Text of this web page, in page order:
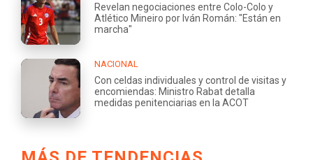
Revelan negociaciones entre Colo-Colo y
Atlético Mineiro por Iván Román: "Están en
marcha"
NACIONAL
Con celdas individuales y control de visitas y
encomiendas: Ministro Rabat detalla
medidas penitenciarias en la ACOT